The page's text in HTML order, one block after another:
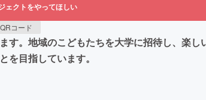
ェクトをやってほしい
QRコード
。地域のこどもたちを大学に招待し、楽し
目指しています。